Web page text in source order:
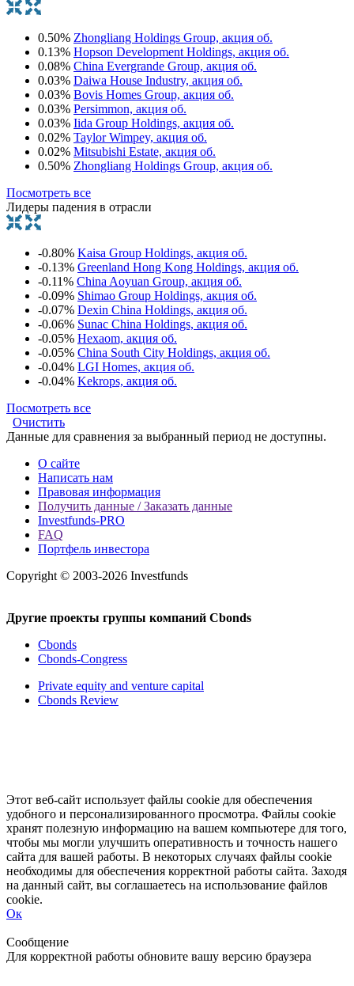
0.50% Zhongliang Holdings Group, акция об.
0.13% Hopson Development Holdings, акция об.
0.08% China Evergrande Group, акция об.
0.03% Daiwa House Industry, акция об.
0.03% Bovis Homes Group, акция об.
0.03% Persimmon, акция об.
0.03% Iida Group Holdings, акция об.
0.02% Taylor Wimpey, акция об.
0.02% Mitsubishi Estate, акция об.
0.50% Zhongliang Holdings Group, акция об.
Посмотреть все
Лидеры падения в отрасли
-0.80% Kaisa Group Holdings, акция об.
-0.13% Greenland Hong Kong Holdings, акция об.
-0.11% China Aoyuan Group, акция об.
-0.09% Shimao Group Holdings, акция об.
-0.07% Dexin China Holdings, акция об.
-0.06% Sunac China Holdings, акция об.
-0.05% Hexaom, акция об.
-0.05% China South City Holdings, акция об.
-0.04% LGI Homes, акция об.
-0.04% Kekrops, акция об.
Посмотреть все
Очистить
Данные для сравнения за выбранный период не доступны.
О сайте
Написать нам
Правовая информация
Получить данные / Заказать данные
Investfunds-PRO
FAQ
Портфель инвестора
Copyright © 2003-2026 Investfunds
Другие проекты группы компаний Cbonds
Cbonds
Cbonds-Congress
Private equity and venture capital
Cbonds Review
Этот веб-сайт использует файлы cookie для обеспечения
удобного и персонализированного просмотра. Файлы cookie
хранят полезную информацию на вашем компьютере для того,
чтобы мы могли улучшить оперативность и точность нашего
сайта для вашей работы. В некоторых случаях файлы cookie
необходимы для обеспечения корректной работы сайта. Заходя
на данный сайт, вы соглашаетесь на использование файлов
cookie.
Ок
Сообщение
Для корректной работы обновите вашу версию браузера